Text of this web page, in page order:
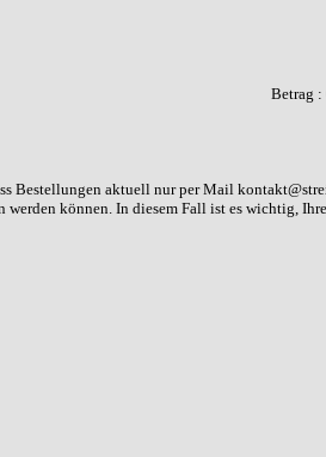
Betrag :
Bestellungen aktuell nur per Mail
können. In diesem Fall ist es wichtig,